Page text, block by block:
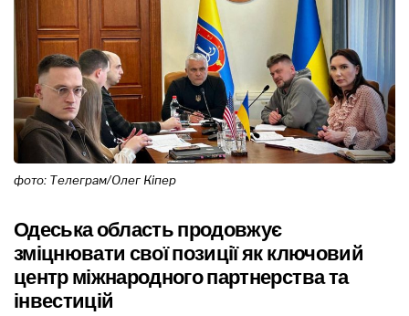
фото: Телеграм/Олег Кіпер
Одеська область продовжує
зміцнювати свої позиції як ключовий
центр міжнародного партнерства та
інвестицій